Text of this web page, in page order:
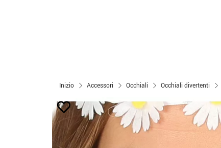
Inizio Accessori Occhiali Occhiali divertenti